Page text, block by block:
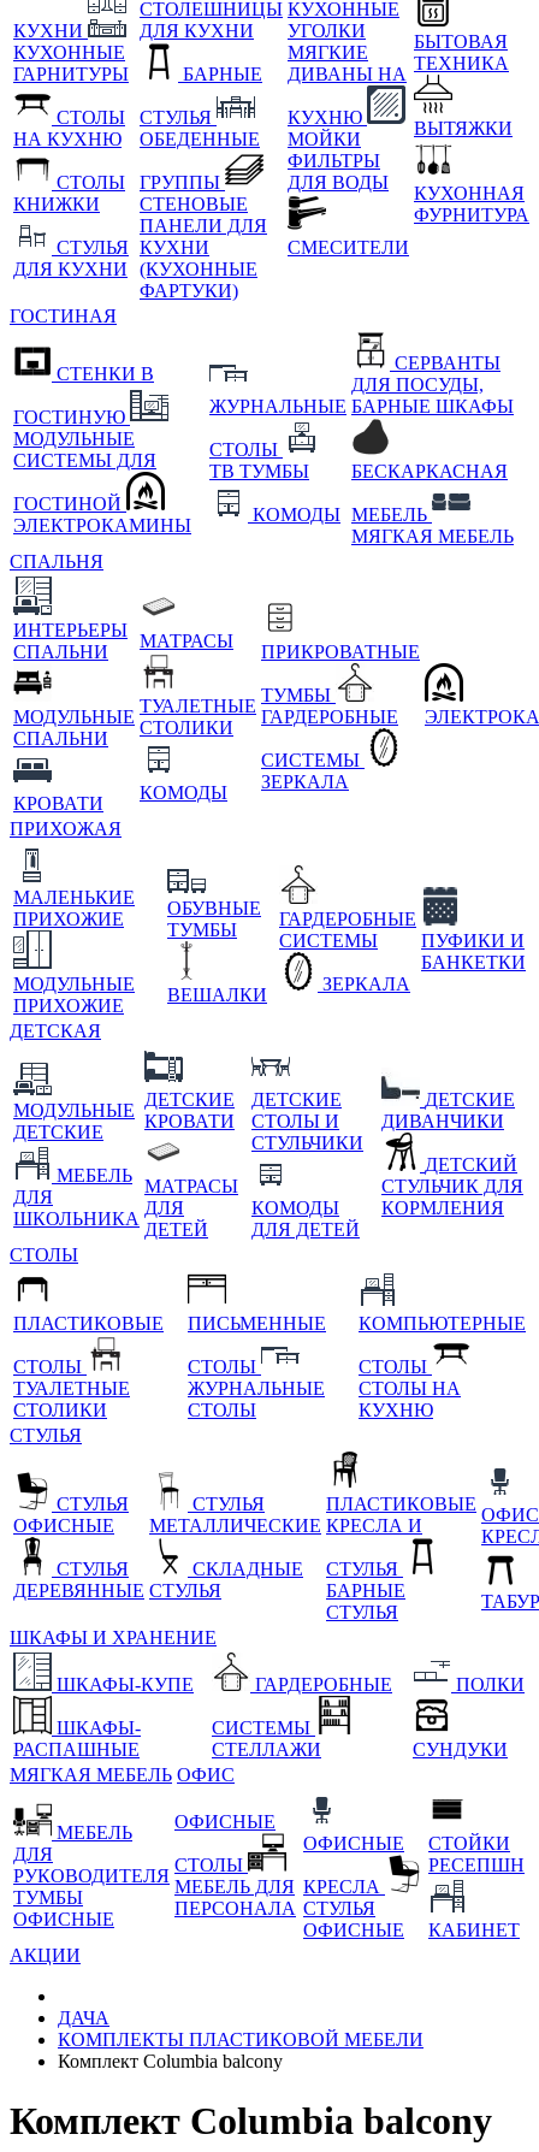
КУХНИ
КУХОННЫЕ
ГАРНИТУРЫ
СТОЛЫ
НА КУХНЮ
СТОЛЫ
КНИЖКИ
СТУЛЬЯ
ДЛЯ КУХНИ
СТОЛЕШНИЦЫ
ДЛЯ КУХНИ
БАРНЫЕ
СТУЛЬЯ
ОБЕДЕННЫЕ
ГРУППЫ
СТЕНОВЫЕ
ПАНЕЛИ ДЛЯ
КУХНИ
(КУХОННЫЕ
ФАРТУКИ)
КУХОННЫЕ
УГОЛКИ
МЯГКИЕ
ДИВАНЫ НА
КУХНЮ
МОЙКИ
ФИЛЬТРЫ
ДЛЯ ВОДЫ
СМЕСИТЕЛИ
БЫТОВАЯ
ТЕХНИКА
ВЫТЯЖКИ
КУХОННАЯ
ФУРНИТУРА
ГОСТИНАЯ
СТЕНКИ В
ГОСТИНУЮ
МОДУЛЬНЫЕ
СИСТЕМЫ ДЛЯ
ГОСТИНОЙ
ЭЛЕКТРОКАМИНЫ
ЖУРНАЛЬНЫЕ
СТОЛЫ
ТВ ТУМБЫ
КОМОДЫ
СЕРВАНТЫ
ДЛЯ ПОСУДЫ,
БАРНЫЕ ШКАФЫ
БЕСКАРКАСНАЯ
МЕБЕЛЬ
МЯГКАЯ МЕБЕЛЬ
СПАЛЬНЯ
ИНТЕРЬЕРЫ
СПАЛЬНИ
МОДУЛЬНЫЕ
СПАЛЬНИ
КРОВАТИ
МАТРАСЫ
ТУАЛЕТНЫЕ
СТОЛИКИ
КОМОДЫ
ПРИКРОВАТНЫЕ
ТУМБЫ
ГАРДЕРОБНЫЕ
СИСТЕМЫ
ЗЕРКАЛА
ПРИХОЖАЯ
МАЛЕНЬКИЕ
ПРИХОЖИЕ
МОДУЛЬНЫЕ
ПРИХОЖИЕ
ОБУВНЫЕ
ТУМБЫ
ВЕШАЛКИ
ГАРДЕРОБНЫЕ
СИСТЕМЫ
ЗЕРКАЛА
ПУФИКИ И
БАНКЕТКИ
ДЕТСКАЯ
МОДУЛЬНЫЕ
ДЕТСКИЕ
МЕБЕЛЬ
ДЛЯ
ШКОЛЬНИКА
ДЕТСКИЕ
КРОВАТИ
МАТРАСЫ
ДЛЯ
ДЕТЕЙ
ДЕТСКИЕ
СТОЛЫ И
СТУЛЬЧИКИ
КОМОДЫ
ДЛЯ ДЕТЕЙ
ДЕТСКИЕ
ДИВАНЧИКИ
ДЕТСКИЙ
СТУЛЬЧИК ДЛЯ
КОРМЛЕНИЯ
СТОЛЫ
ПЛАСТИКОВЫЕ
СТОЛЫ
ТУАЛЕТНЫЕ
СТОЛИКИ
ПИСЬМЕННЫЕ
СТОЛЫ
ЖУРНАЛЬНЫЕ
СТОЛЫ
КОМПЬЮТЕРНЫЕ
СТОЛЫ
СТОЛЫ НА
КУХНЮ
СТУЛЬЯ
СТУЛЬЯ
ОФИСНЫЕ
СТУЛЬЯ
ДЕРЕВЯННЫЕ
СТУЛЬЯ
МЕТАЛЛИЧЕСКИЕ
СКЛАДНЫЕ
СТУЛЬЯ
ПЛАСТИКОВЫЕ
КРЕСЛА И
СТУЛЬЯ
БАРНЫЕ
СТУЛЬЯ
ШКАФЫ И ХРАНЕНИЕ
ШКАФЫ-КУПЕ
ШКАФЫ-
РАСПАШНЫЕ
ГАРДЕРОБНЫЕ
СИСТЕМЫ
СТЕЛЛАЖИ
ПОЛКИ
СУНДУКИ
МЯГКАЯ МЕБЕЛЬ ОФИС
МЕБЕЛЬ
ДЛЯ
РУКОВОДИТЕЛЯ
ТУМБЫ
ОФИСНЫЕ
ОФИСНЫЕ
СТОЛЫ
МЕБЕЛЬ ДЛЯ
ПЕРСОНАЛА
ОФИСНЫЕ
КРЕСЛА
СТУЛЬЯ
ОФИСНЫЕ
СТОЙКИ
РЕСЕПШН
КАБИНЕТ
АКЦИИ
ДАЧА
КОМПЛЕКТЫ ПЛАСТИКОВОЙ МЕБЕЛИ
Комплект Columbia balcony
Комплект Columbia balcony